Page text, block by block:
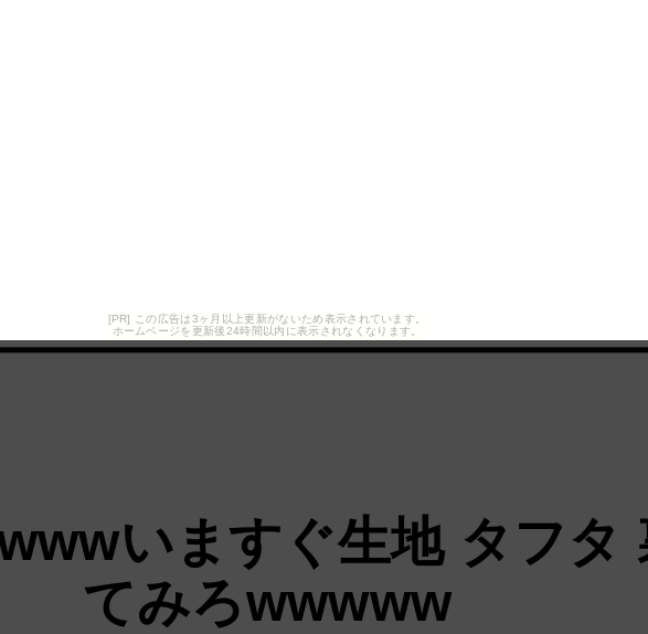
[PR] この広告は3ヶ月以上更新がないため表示されています。
ホームページを更新後24時間以内に表示されなくなります。
いますぐ生地 タフタ
てみろwwwww